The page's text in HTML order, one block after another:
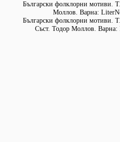
Български фолклорни мотиви.
Моллов. Варна:
Български фолклорни мотиви.
Съст. Тодор Моллов. Варна: